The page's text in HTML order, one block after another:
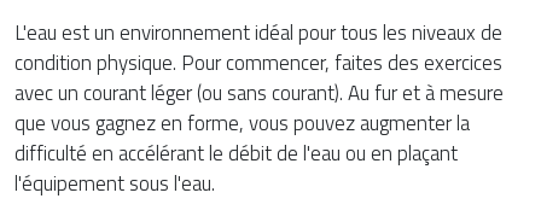
L'eau est un environnement idéal pour tous les niveaux de
condition physique. Pour commencer, faites des exercices
avec un courant léger (ou sans courant). Au fur et à mesure
que vous gagnez en forme, vous pouvez augmenter la
difficulté en accélérant le débit de l'eau ou en plaçant
l'équipement sous l'eau.